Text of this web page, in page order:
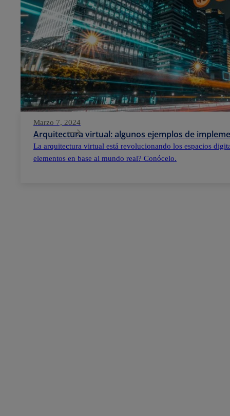
Marzo 7, 2024
Arquitectura virtual: algunos ejemplos de
La arquitectura virtual está revolucionando los espacios
elementos en base al mundo real? Conócelo.